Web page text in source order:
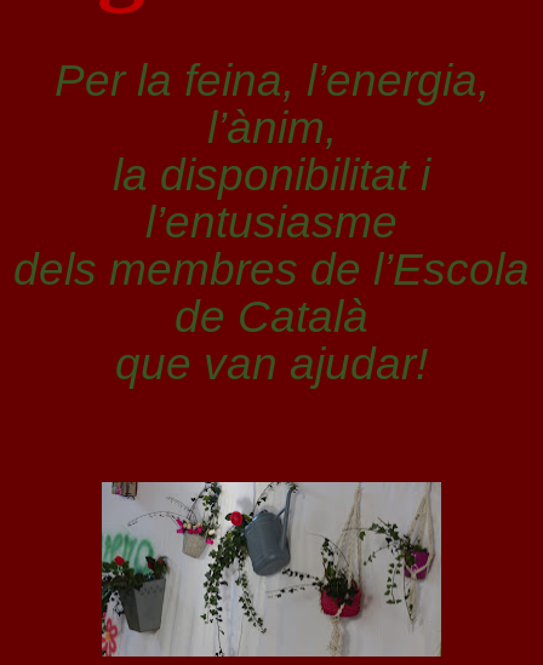
Per la feina, l’energia,
l’ànim,
la disponibilitat i
l’entusiasme
dels membres de l’Escola
de Català
que van ajudar!